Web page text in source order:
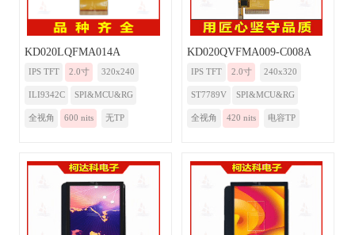
KD020LQFMA014A
IPS TFT 2.0寸 320x240
ILI9342C SPI&MCU&RG
全视角 600 nits 无TP
KD020QVFMA009-C008A
IPS TFT 2.0寸 240x320
ST7789V SPI&MCU&RG
全视角 420 nits 电容TP